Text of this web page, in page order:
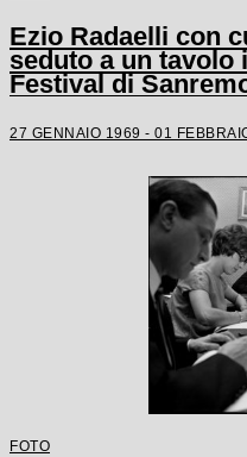
Ezio Radaelli con
seduto a un tavolo
Festival di
27 GENNAIO 1969 - 01
FOTO